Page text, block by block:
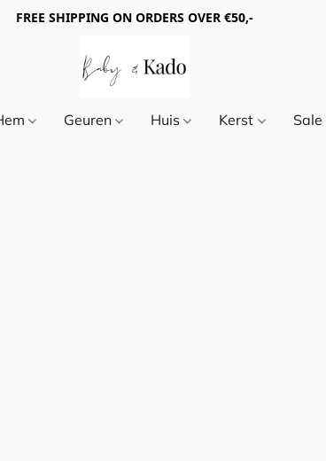
FREE SHIPPING ON ORDERS OVER €50,-
Geuren Huis Kerst Sale